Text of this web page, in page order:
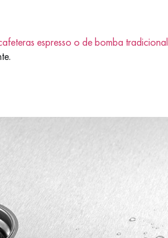
espresso o de bomba tradicional